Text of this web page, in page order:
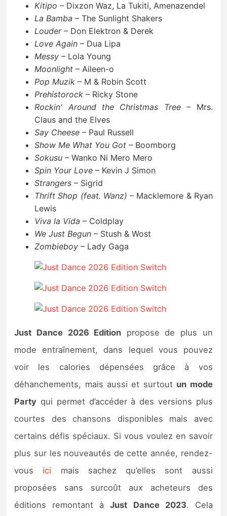
Kitipo – Dixzon Waz, La Tukiti, Amenazendel
La Bamba – The Sunlight Shakers
Louder– Don Elektron & Derek
Love Again – Dua Lipa
Messy – Lola Young
Moonlight – Aileen-o
Pop Muzik – M & Robin Scott
Prehistorock – Ricky Stone
Rockin' Around the Christmas Tree– Mrs.
Claus and the Elves
Say Cheese – Paul Russell
Show Me What You Got – Boomborg
Sokusu – Wanko Ni Mero Mero
Spin Your Love – Kevin J Simon
Strangers – Sigrid
Thrift Shop (feat. Wanz) – Macklemore & Ryan
Lewis
Viva la Vida – Coldplay
We Just Begun – Stush & Wost
Zombieboy – Lady Gaga
Just Dance 2026 Edition propose de plus un
mode entraînement, dans lequel vous pouvez
voir les calories dépensées grâce à vos
déhanchements, mais aussi et surtout un mode
Party qui permet d’accéder à des versions plus
courtes des chansons disponibles mais avec
certains défis spéciaux. Si vous voulez en savoir
plus sur les nouveautés de cette année, rendez-
vous ici mais sachez qu’elles sont aussi
proposées sans surcoût aux acheteurs des
éditions remontant àJust Dance 2023. Cela